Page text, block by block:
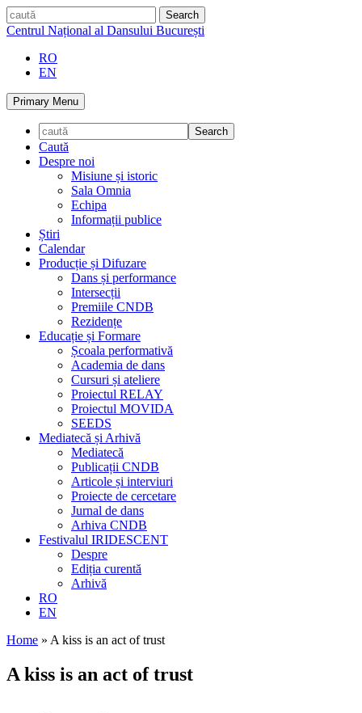
Skip
to
caută
Centrul Național al Dansului București
RO
EN
Primary Menu
Caută
Despre noi
Misiune și istoric
Sala Omnia
Echipa
Informații publice
Știri
Calendar
Producție și Difuzare
Dans și performance
Intersecții
Premiile CNDB
Rezidențe
Educație și Formare
Școala performativă
Academia de dans
Cursuri și ateliere
Proiectul RELAY
Proiectul MOVIDA
SEEDS
Mediatecă și Arhivă
Mediatecă
Publicații CNDB
Articole și interviuri
Proiecte de cercetare
Jurnal de dans
Arhiva CNDB
Festivalul IRIDESCENT
Despre
Ediția curentă
Arhivă
RO
EN
Home » A kiss is an act of trust
A kiss is an act of trust